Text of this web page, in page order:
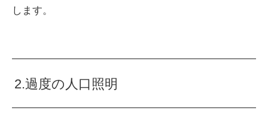
します。
2.過度の人口照明